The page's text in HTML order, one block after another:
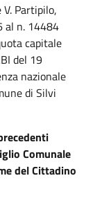
Partipilo,
al n. 14484
capitale
del 19
nazionale
di Silvi
Comunale
del Cittadino